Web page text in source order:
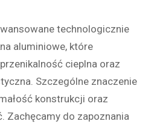
technologicznie
aluminiowe, które
cieplna oraz
Szczególne znaczenie
konstrukcji oraz
Zachęcamy do zapoznania